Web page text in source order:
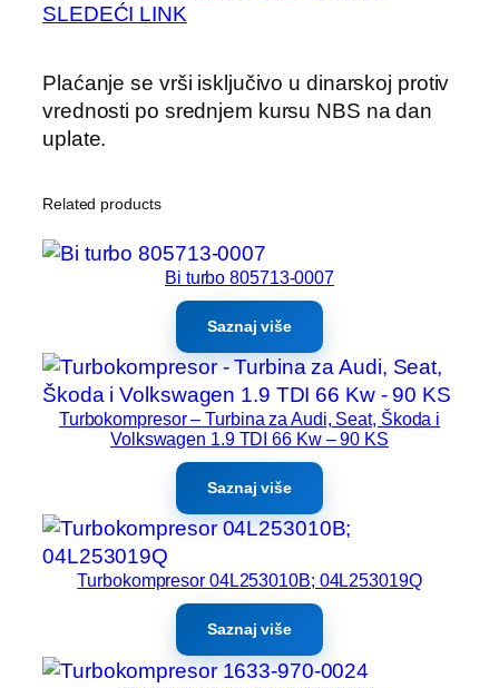
SLEDEĆI LINK
Plaćanje se vrši isključivo u dinarskoj protiv
vrednosti po srednjem kursu NBS na dan
uplate.
Related products
Bi turbo 805713-0007
Saznaj više
Turbokompresor – Turbina za Audi, Seat, Škoda i
Volkswagen 1.9 TDI 66 Kw – 90 KS
Saznaj više
Turbokompresor 04L253010B; 04L253019Q
Saznaj više